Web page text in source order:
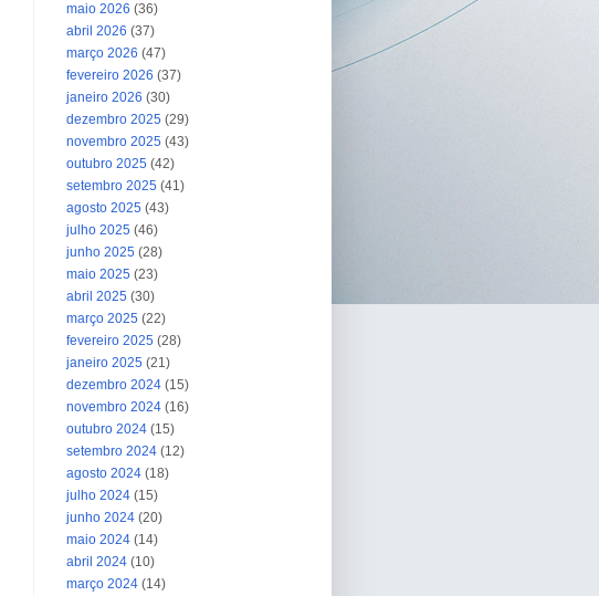
maio 2026 (36)
abril 2026 (37)
março 2026 (47)
fevereiro 2026 (37)
janeiro 2026 (30)
dezembro 2025 (29)
novembro 2025 (43)
outubro 2025 (42)
setembro 2025 (41)
agosto 2025 (43)
julho 2025 (46)
junho 2025 (28)
maio 2025 (23)
abril 2025 (30)
março 2025 (22)
fevereiro 2025 (28)
janeiro 2025 (21)
dezembro 2024 (15)
novembro 2024 (16)
outubro 2024 (15)
setembro 2024 (12)
agosto 2024 (18)
julho 2024 (15)
junho 2024 (20)
maio 2024 (14)
abril 2024 (10)
março 2024 (14)